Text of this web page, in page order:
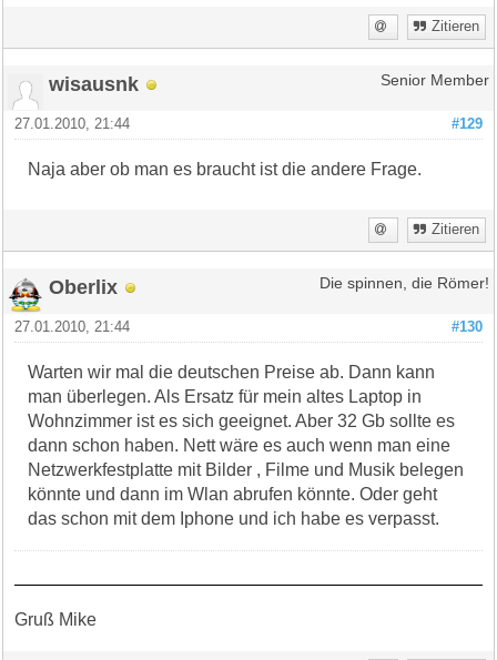
Zitieren
wisausnk Senior Member
#129
27.01.2010, 21:44
Naja aber ob man es braucht ist die andere Frage.
Zitieren
Oberlix Die spinnen, die Römer!
#130
27.01.2010, 21:44
Warten wir mal die deutschen Preise ab. Dann kann
man überlegen. Als Ersatz für mein altes Laptop in
Wohnzimmer ist es sich geeignet. Aber 32 Gb sollte es
dann schon haben. Nett wäre es auch wenn man eine
Netzwerkfestplatte mit Bilder , Filme und Musik belegen
könnte und dann im Wlan abrufen könnte. Oder geht
das schon mit dem Iphone und ich habe es verpasst.
Gruß Mike